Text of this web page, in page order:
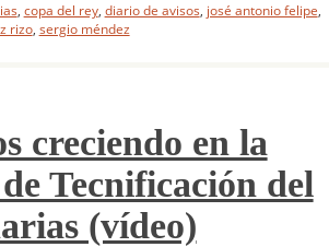
, copa del rey, diario de avisos, josé antonio felipe,
rizo, sergio méndez
creciendo en la
Tecnificación del
(vídeo)